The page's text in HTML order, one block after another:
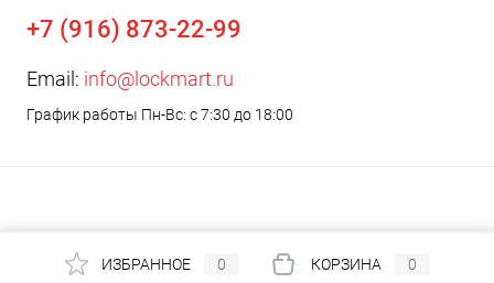
+7 (916) 873-22-99
Email: info@lockmart.ru
График работы Пн-Вс: с 7:30 до 18:00
ИЗБРАННОЕ 0 КОРЗИНА 0